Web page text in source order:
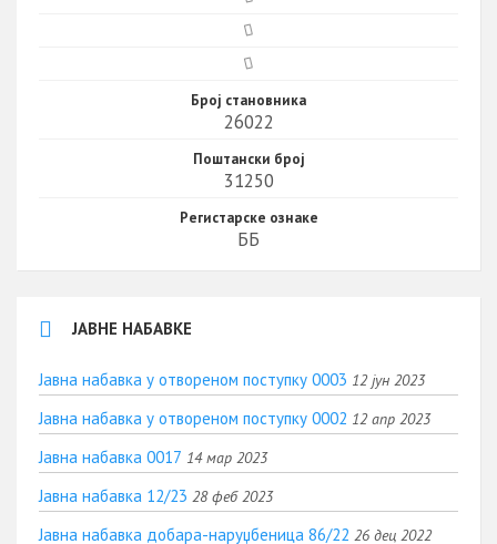
Број становника
26022
Поштански број
31250
Регистарске ознаке
ББ
ЈАВНЕ НАБАВКЕ
Јавна набавка у отвореном поступку 0003 12 јун 2023
Јавна набавка у отвореном поступку 0002 12 апр 2023
Јавна набавка 0017 14 мар 2023
Јавна набавка 12/23 28 феб 2023
Јавна набавка добара-наруџбеница 86/22 26 дец 2022